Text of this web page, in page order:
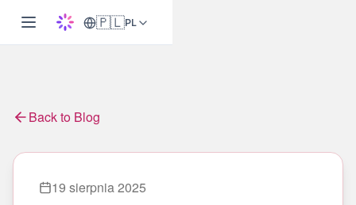
🇵🇱PL
Back to Blog
19 sierpnia 2025